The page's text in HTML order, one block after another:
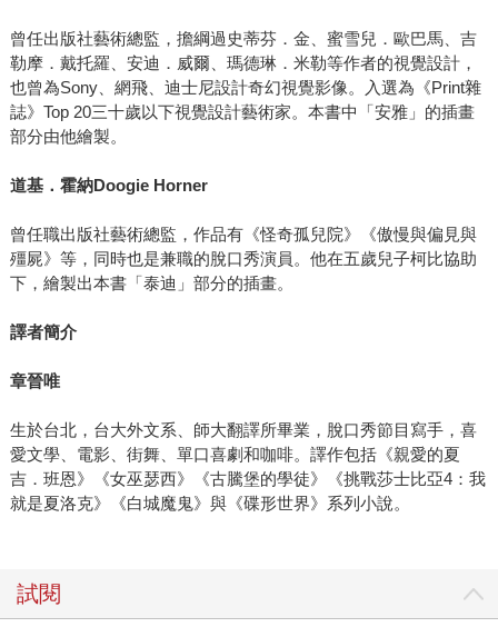
曾任出版社藝術總監，擔綱過史蒂芬．金、蜜雪兒．歐巴馬、吉
勒摩．戴托羅、安迪．威爾、瑪德琳．米勒等作者的視覺設計，
也曾為Sony、網飛、迪士尼設計奇幻視覺影像。入選為《Print雜
誌》Top 20三十歲以下視覺設計藝術家。本書中「安雅」的插畫
部分由他繪製。
道基．霍納Doogie Horner
曾任職出版社藝術總監，作品有《怪奇孤兒院》《傲慢與偏見與
殭屍》等，同時也是兼職的脫口秀演員。他在五歲兒子柯比協助
下，繪製出本書「泰迪」部分的插畫。
譯者簡介
章晉唯
生於台北，台大外文系、師大翻譯所畢業，脫口秀節目寫手，喜
愛文學、電影、街舞、單口喜劇和咖啡。譯作包括《親愛的夏
吉．班恩》《女巫瑟西》《古騰堡的學徒》《挑戰莎士比亞4：我
就是夏洛克》《白城魔鬼》與《碟形世界》系列小說。
試閱